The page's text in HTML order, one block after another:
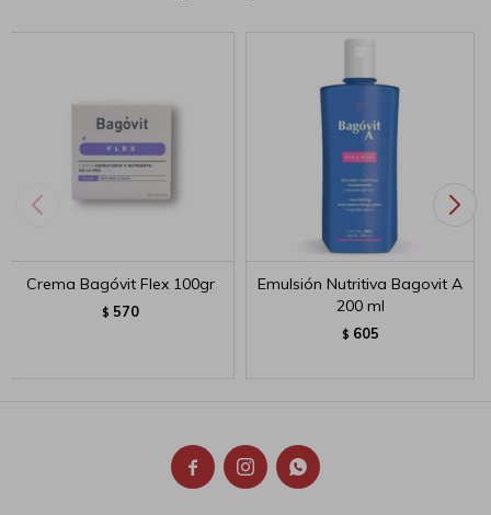
Crema Bagóvit Flex 100gr
$ 570
Emulsión Nutritiva Bagovit A
200 ml
$ 605
  